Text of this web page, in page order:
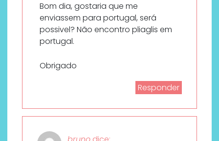
Bom dia, gostaria que me
enviassem para portugal, será
possivel? Não encontro pliaglis em
portugal.
Obrigado
Responder